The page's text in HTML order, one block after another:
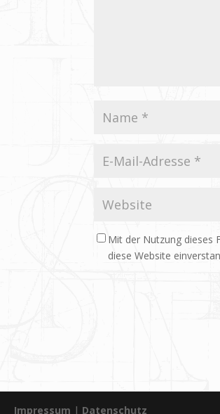
Mit der Nutzung dieses
diese Website
Impressum | Datenschutz